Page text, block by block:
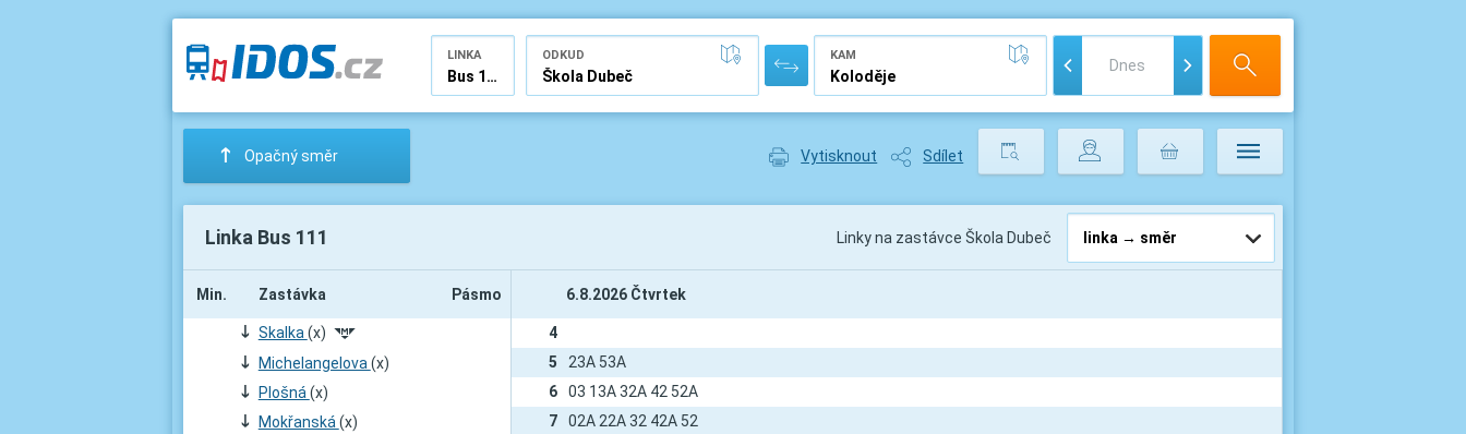
LINKA ODKUD KAM
: Opačný směr Vytisknout Sdílet
Linka Bus 111 Linky na zastávce Škola Dubeč
Min. Zastávka Pásmo
; Skalka (x) #
; Michelangelova (x)
;
Plošná (x)
;
Mokřanská (x)
6.8.2026 Čtvrtek
4
5
23A 53A
6
03 13A 32A 42 52A
7
02A 22A 32 42A 52